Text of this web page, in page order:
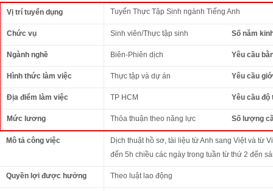
Vị trí tuyển dụng Tuyển Thực Tập Sinh ngành Tiếng Anh
Chức vụ Sinh viên/Thực tập sinh Số năm
Ngành nghề Biên-Phiên dịch Yêu cầu
Hình thức làm việc Thực tập và dự án Yêu cầu
Địa điểm làm việc TP HCM Yêu cầu độ
Mức lương Thỏa thuận theo năng lực Số lượng
Mô tả công việc
Dịch thuật hồ sơ, tài liệu từ Anh sang Việt và từ
đến 5h chiều các ngày trong tuần từ thứ 2 đến
Quyền lợi được hưởng Theo luật lao động